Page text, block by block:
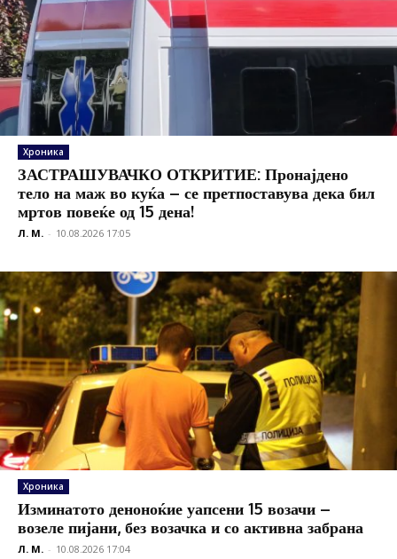
Хроника
ЗАСТРАШУВАЧКО ОТКРИТИЕ: Пронајдено
тело на маж во куќа – се претпоставува дека бил
мртов повеќе од 15 дена!
Л. М. - 10.08.2026 17:05
Хроника
Изминатото деноноќие уапсени 15 возачи –
возеле пијани, без возачка и со активна забрана
Л. М. - 10.08.2026 17:04